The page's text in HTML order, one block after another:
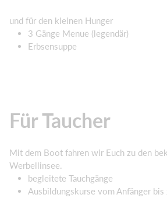
und für den kleinen Hunger
3 Gänge Menue (legendär)
Erbsensuppe
Für Taucher
Mit dem Boot fahren wir Euch zu den
Werbellinsee.
begleitete Tauchgänge
Ausbildungskurse vom Anfänger bis